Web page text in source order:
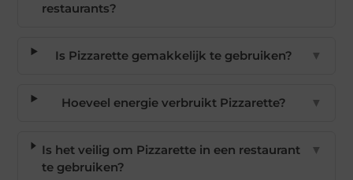
restaurants?
Is Pizzarette gemakkelijk te gebruiken? ▼
Hoeveel energie verbruikt Pizzarette? ▼
Is het veilig om Pizzarette in een restaurant
te gebruiken?
▼